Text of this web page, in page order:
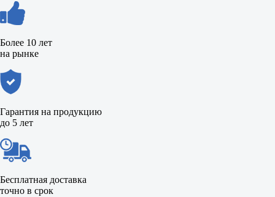
Более 10 лет
на рынке
Гарантия на продукцию
до 5 лет
Бесплатная доставка
точно в срок